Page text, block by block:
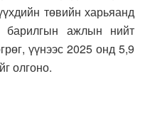
төвийн харьяанд
барилгын ажлын нийт
үүнээс 2025 онд 5,9
олгоно.